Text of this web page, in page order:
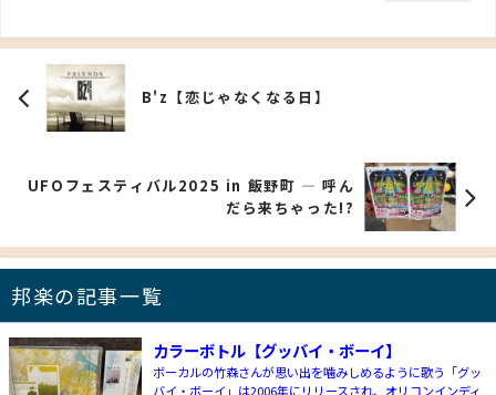
B'z【恋じゃなくなる日】
UFOフェスティバル2025 in 飯野町 ― 呼ん
だら来ちゃった!?
邦楽の記事一覧
カラーボトル【グッバイ・ボーイ】
ボーカルの竹森さんが思い出を噛みしめるように歌う「グッ
バイ・ボーイ」は2006年にリリースされ、オリコンインディ